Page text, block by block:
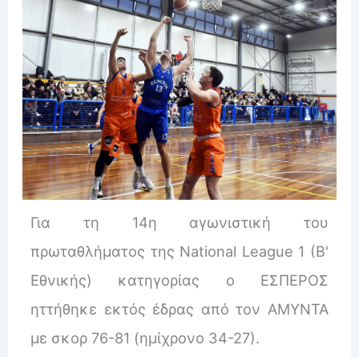
Για τη 14η αγωνιστική του
πρωταθλήματος της National League 1 (Β'
Εθνικής) κατηγορίας ο ΕΣΠΕΡΟΣ
ηττήθηκε εκτός έδρας από τον ΑΜΥΝΤΑ
με σκορ 76-81 (ημίχρονο 34-27).